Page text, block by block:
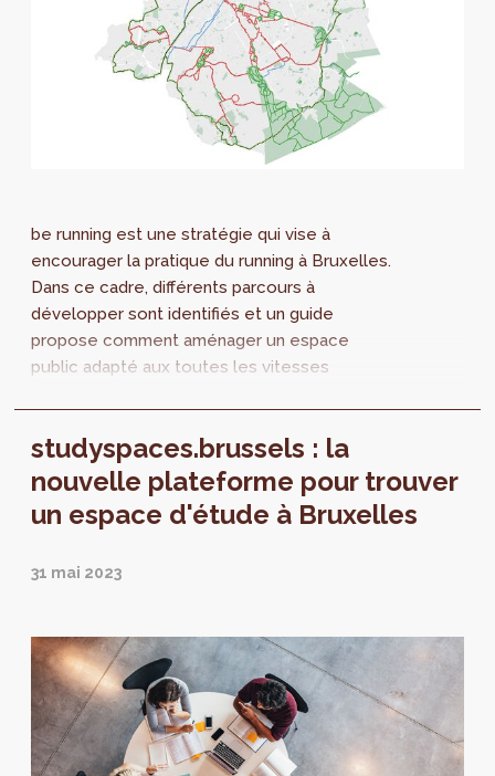
be running est une stratégie qui vise à
encourager la pratique du running à Bruxelles.
Dans ce cadre, différents parcours à
développer sont identifiés et un guide
propose comment aménager un espace
public adapté aux toutes les vitesses
studyspaces.brussels : la
nouvelle plateforme pour trouver
un espace d'étude à Bruxelles
31 mai 2023